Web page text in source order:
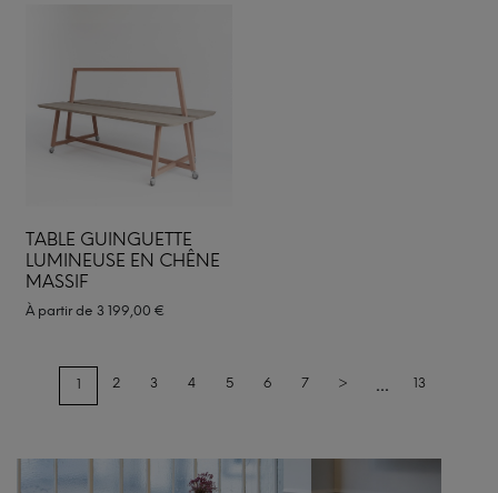
TABLE GUINGUETTE
LUMINEUSE EN CHÊNE
MASSIF
À partir de 3 199,00 €
1 2 3 4 5 6 7 > ... 13